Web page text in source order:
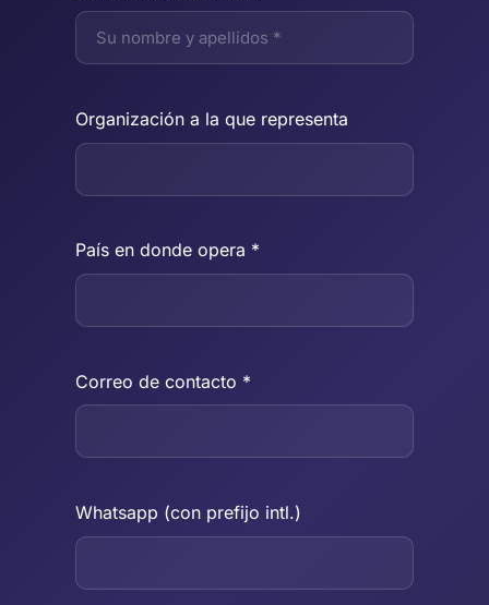
Organización a la que representa
País en donde opera *
Correo de contacto *
Whatsapp (con prefijo intl.)